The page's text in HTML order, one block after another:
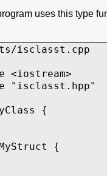
uses this type
isclasst.cpp
<iostream>
"isclasst.hpp"
{
{